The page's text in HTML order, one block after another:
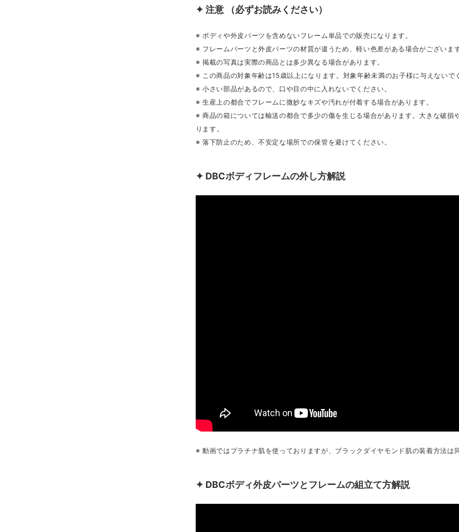
✦ 注意 （必ずお読みください）
※ ボディや外皮パーツを含めないフレーム単品での販売になります。
※ フレームパーツと外皮パーツの材質が違うため、軽い色差がある場合がございます
※ 掲載の写真は実際の商品とは多少異なる場合があります。
※ この商品の対象年齢は15歳以上になります。対象年齢未満のお子様に与えないで
※ 小さい部品があるので、口や目の中に入れないでください。
※ 生産上の都合でフレームに微妙なキズや汚れが付着する場合があります。
※ 商品の箱については輸送の都合で多少の傷を生じる場合があります。大きな破損
ります。
※ 落下防止のため、不安定な場所での保管を避けてください。
✦ DBCボディフレームの外し方解説
※ 動画ではプラチナ肌を使っておりますが、ブラックダイヤモンド肌の装着方法は
✦ DBCボディ外皮パーツとフレームの組立て方解説